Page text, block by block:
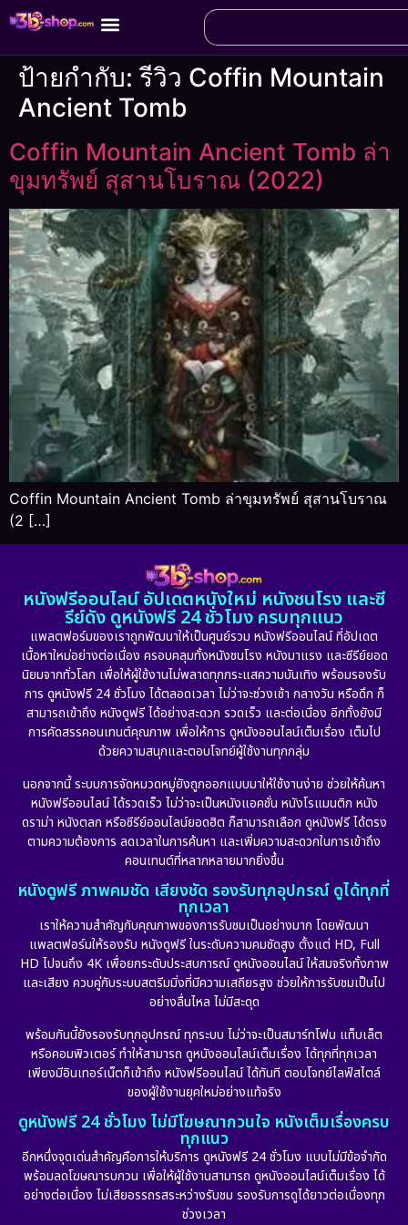
ป้ายกำกับ:รีวิว Coffin Mountain
Ancient Tomb
Coffin Mountain Ancient Tomb ล่า
ขุมทรัพย์ สุสานโบราณ (2022)
Coffin Mountain Ancient Tomb ล่าขุมทรัพย์ สุสานโบราณ
(2 […]
หนังฟรีออนไลน์ อัปเดตหนังใหม่ หนังชนโรง และซี
รีย์ดัง ดูหนังฟรี 24 ชั่วโมง ครบทุกแนว
แพลตฟอร์มของเราถูกพัฒนาให้เป็นศูนย์รวม หนังฟรีออนไลน์ ที่อัปเดต
เนื้อหาใหม่อย่างต่อเนื่อง ครอบคลุมทั้งหนังชนโรง หนังมาแรง และซีรีย์ยอด
นิยมจากทั่วโลก เพื่อให้ผู้ใช้งานไม่พลาดทุกกระแสความบันเทิง พร้อมรองรับ
การ ดูหนังฟรี 24 ชั่วโมง ได้ตลอดเวลา ไม่ว่าจะช่วงเช้า กลางวัน หรือดึก ก็
สามารถเข้าถึง หนังดูฟรี ได้อย่างสะดวก รวดเร็ว และต่อเนื่อง อีกทั้งยังมี
การคัดสรรคอนเทนต์คุณภาพ เพื่อให้การ ดูหนังออนไลน์เต็มเรื่อง เต็มไป
ด้วยความสนุกและตอบโจทย์ผู้ใช้งานทุกกลุ่ม
นอกจากนี้ ระบบการจัดหมวดหมู่ยังถูกออกแบบมาให้ใช้งานง่าย ช่วยให้ค้นหา
หนังฟรีออนไลน์ ได้รวดเร็ว ไม่ว่าจะเป็นหนังแอคชั่น หนังโรแมนติก หนัง
ดราม่า หนังตลก หรือซีรีย์ออนไลน์ยอดฮิต ก็สามารถเลือก ดูหนังฟรี ได้ตรง
ตามความต้องการ ลดเวลาในการค้นหา และเพิ่มความสะดวกในการเข้าถึง
คอนเทนต์ที่หลากหลายมากยิ่งขึ้น
หนังดูฟรี ภาพคมชัด เสียงชัด รองรับทุกอุปกรณ์ ดูได้ทุกที่
ทุกเวลา
เราให้ความสำคัญกับคุณภาพของการรับชมเป็นอย่างมาก โดยพัฒนา
แพลตฟอร์มให้รองรับ หนังดูฟรี ในระดับความคมชัดสูง ตั้งแต่ HD, Full
HD ไปจนถึง 4K เพื่อยกระดับประสบการณ์ ดูหนังออนไลน์ ให้สมจริงทั้งภาพ
และเสียง ควบคู่กับระบบสตรีมมิ่งที่มีความเสถียรสูง ช่วยให้การรับชมเป็นไป
อย่างลื่นไหล ไม่มีสะดุด
พร้อมกันนี้ยังรองรับทุกอุปกรณ์ ทุกระบบ ไม่ว่าจะเป็นสมาร์ทโฟน แท็บเล็ต
หรือคอมพิวเตอร์ ทำให้สามารถ ดูหนังออนไลน์เต็มเรื่อง ได้ทุกที่ทุกเวลา
เพียงมีอินเทอร์เน็ตก็เข้าถึง หนังฟรีออนไลน์ ได้ทันที ตอบโจทย์ไลฟ์สไตล์
ของผู้ใช้งานยุคใหม่อย่างแท้จริง
ดูหนังฟรี 24 ชั่วโมง ไม่มีโฆษณากวนใจ หนังเต็มเรื่องครบ
ทุกแนว
อีกหนึ่งจุดเด่นสำคัญคือการให้บริการ ดูหนังฟรี 24 ชั่วโมง แบบไม่มีข้อจำกัด
พร้อมลดโฆษณารบกวน เพื่อให้ผู้ใช้งานสามารถ ดูหนังออนไลน์เต็มเรื่อง ได้
อย่างต่อเนื่อง ไม่เสียอรรถรสระหว่างรับชม รองรับการดูได้ยาวต่อเนื่องทุก
ช่วงเวลา